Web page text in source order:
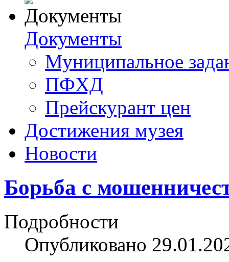
Документы
Муниципальное
ПФХД
Прейскурант цен
Достижения музея
Новости
Борьба с
Подробности
Опубликовано